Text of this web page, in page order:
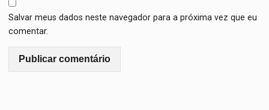
Salvar meus dados neste navegador para a próxima vez que eu
comentar.